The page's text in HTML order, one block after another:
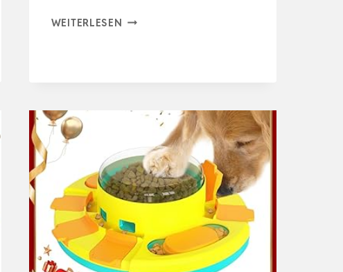
WEITERLESEN HUNDESPIELZEUG
MITTLERE
GROSSE H
UNDE Z
UM T
RAINIEREN D
E…